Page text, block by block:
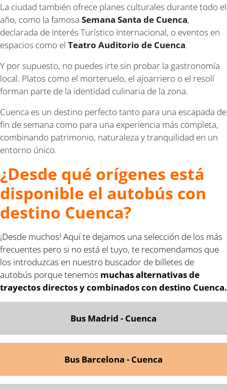
La ciudad también ofrece planes culturales durante todo el
año, como la famosa Semana Santa de Cuenca,
declarada de Interés Turístico Internacional, o eventos en
espacios como el Teatro Auditorio de Cuenca.
Y por supuesto, no puedes irte sin probar la gastronomía
local. Platos como el morteruelo, el ajoarriero o el resolí
forman parte de la identidad culinaria de la zona.
Cuenca es un destino perfecto tanto para una escapada de
fin de semana como para una experiencia más completa,
combinando patrimonio, naturaleza y tranquilidad en un
entorno único.
¿Desde qué orígenes está
disponible el autobús con
destino Cuenca?
¡Desde muchos! Aquí te dejamos una selección de los más
frecuentes pero si no está el tuyo, te recomendamos que
los introduzcas en nuestro buscador de billetes de
autobús porque tenemos muchas alternativas de
trayectos directos y combinados con destino Cuenca.
Bus Madrid - Cuenca
Bus Barcelona - Cuenca